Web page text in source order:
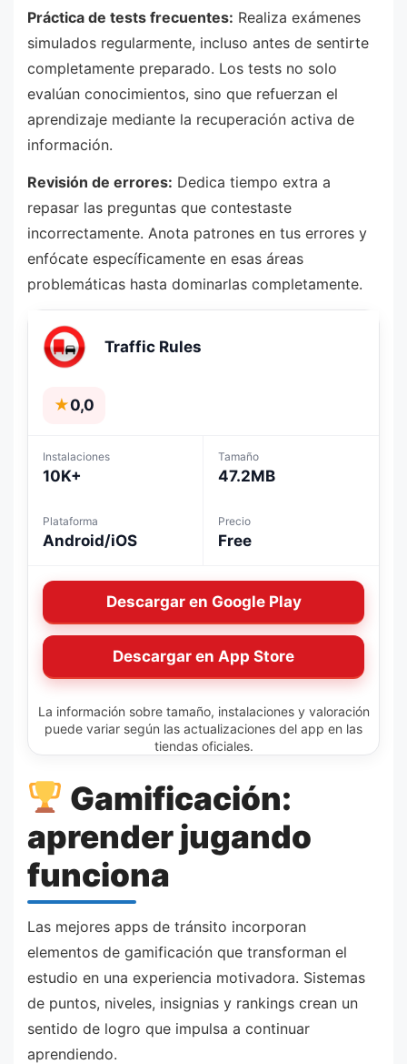
Práctica de tests frecuentes: Realiza exámenes
simulados regularmente, incluso antes de sentirte
completamente preparado. Los tests no solo
evalúan conocimientos, sino que refuerzan el
aprendizaje mediante la recuperación activa de
información.
Revisión de errores: Dedica tiempo extra a
repasar las preguntas que contestaste
incorrectamente. Anota patrones en tus errores y
enfócate específicamente en esas áreas
problemáticas hasta dominarlas completamente.
Traffic Rules
★0,0
Instalaciones
10K+
Tamaño
47.2MB
Plataforma
Android/iOS
Precio
Free
Descargar en Google Play
Descargar en App Store
La información sobre tamaño, instalaciones y valoración
puede variar según las actualizaciones del app en las
tiendas oficiales.
Gamificación:
aprender jugando
funciona
Las mejores apps de tránsito incorporan
elementos de gamificación que transforman el
estudio en una experiencia motivadora. Sistemas
de puntos, niveles, insignias y rankings crean un
sentido de logro que impulsa a continuar
aprendiendo.